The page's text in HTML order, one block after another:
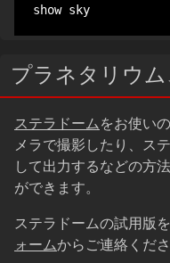
show sky
プラネタリウ
ステラドーム をお使い
メラで撮影したり、ス
して出力するなどの方
ができます。
ステラドームの試用版
ォームからご連絡くださ